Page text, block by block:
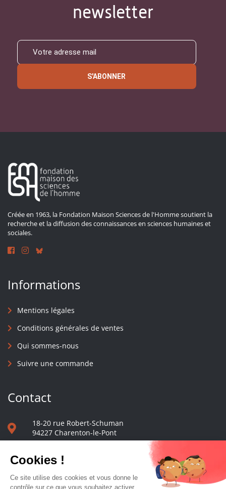
newsletter
S'ABONNER
Créée en 1963, la Fondation Maison Sciences de l'Homme soutient la
recherche et la diffusion des connaissances en sciences humaines et
sociales.
Informations
Mentions légales
Conditions générales de ventes
Qui sommes-nous
Suivre une commande
Contact
18-20 rue Robert-Schuman
94227 Charenton-le-Pont